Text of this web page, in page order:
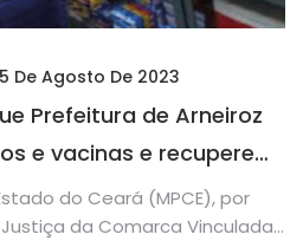
De Agosto De 2023
Prefeitura de Arneiroz
e vacinas e recupere
do Ceará (MPCE), por
da Comarca Vinculada